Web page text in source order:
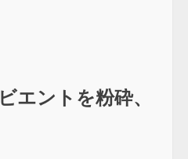
エントを粉砕、